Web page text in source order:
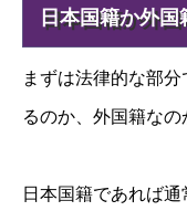
日本国籍か外国
まずは法律的な部
るのか、外国籍なの
日本国籍であれば